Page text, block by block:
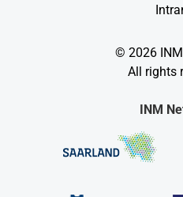
© 2026
All rights
INM